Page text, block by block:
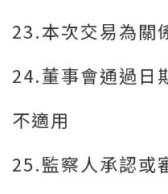
23.本次交易為關
24.董事會通過日
不適用
25.監察人承認或